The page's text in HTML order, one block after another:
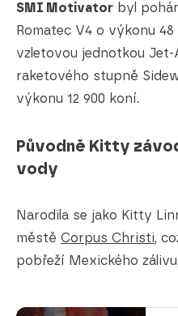
SMI Motivator byl
Romatec V4 o výkonu
vzletovou jednotkou
raketového stupně
výkonu 12 900 koní.
Původně Kitty
vody
Narodila se jako Kitty
městě Corpus Christi,
pobřeží Mexického